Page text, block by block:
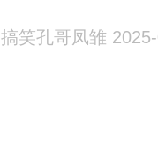
搞笑孔哥凤雏